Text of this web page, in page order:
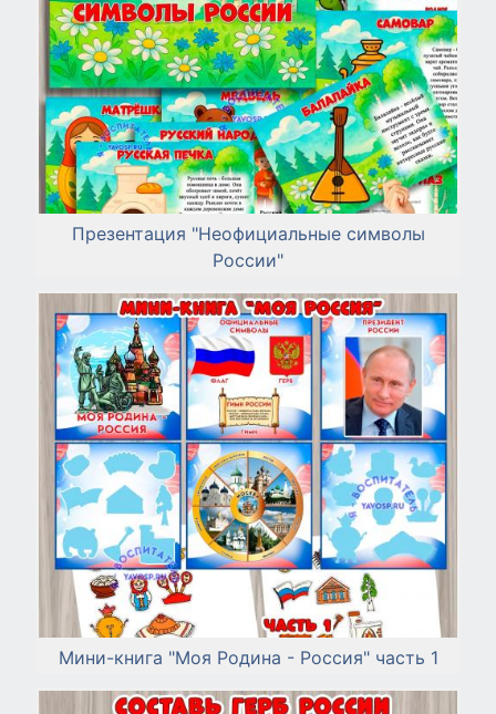
Презентация "Неофициальные символы
России"
Мини-книга "Моя Родина - Россия" часть 1